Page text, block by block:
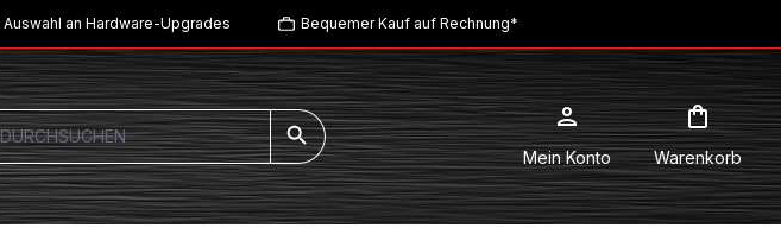
Auswahl an Hardware-Upgrades Bequemer Kauf auf Rechnung*
Mein Konto Warenkorb